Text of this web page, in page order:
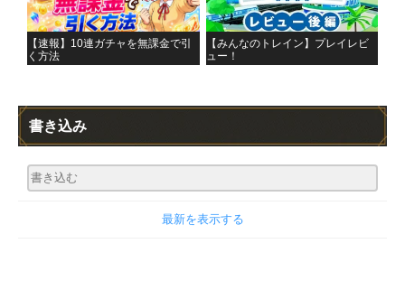
【速報】10連ガチャを無課金で引
く方法
【みんなのトレイン】プレイレビ
ュー！
書き込み
最新を表示する